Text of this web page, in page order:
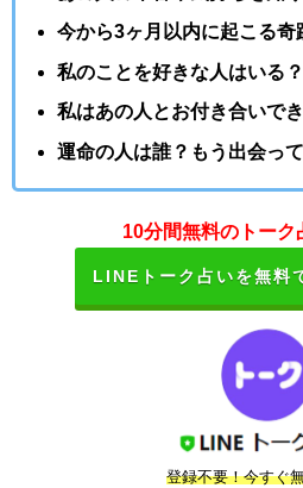
今から3ヶ月以内に起こる奇
私のことを好きな人はいる
私はあの人とお付き合いで
運命の人は誰？もう出会っ
10分間無料のトーク
LINEトーク占いを無料
登録不要！今すぐ